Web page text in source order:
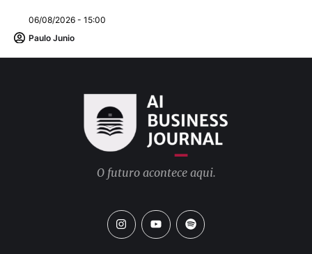
06/08/2026 - 15:00
Paulo Junio
O futuro acontece aqui.